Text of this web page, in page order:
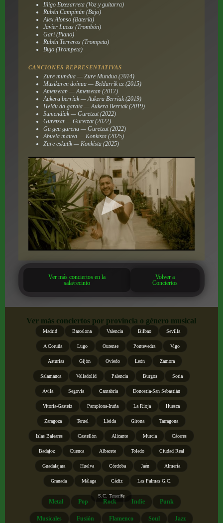
Iñigo Etxezarreta (Voz y guitarra)
Rubén Campinún (Bajo)
Alex Alonso (Batería)
Javier Lucas (Trombón)
Gari (Piano)
Rubén Terreros (Trompeta)
Bujo (Trompeta)
CANCIONES REPRESENTATIVAS
Zure mundua — Zure Mundua (2014)
Musikaren doinua — Beldurrik ez (2015)
Ametsetan — Ametsetan (2017)
Aukera berriak — Aukera Berriak (2019)
Heldu da garaia — Aukera Berriak (2019)
Sumendiak — Guretzat (2022)
Guretzat — Guretzat (2022)
Gu geu garena — Guretzat (2022)
Abuela maitea — Konkista (2025)
Zure eskutik — Konkista (2025)
Ver más conciertos en la
sala/recinto
Volver a
Conciertos
Ver más conciertos por provincia o género musical
Madrid Barcelona Valencia Bilbao Sevilla
A Coruña Lugo Ourense Pontevedra Vigo
Asturias Gijón Oviedo León Zamora
Salamanca Valladolid Palencia Burgos Soria
Ávila Segovia Cantabria Donostia-San Sebastián
Vitoria-Gasteiz Pamplona-Iruña La Rioja Huesca
Zaragoza Teruel Lleida Girona Tarragona
Islas Baleares Castellón Alicante Murcia Cáceres
Badajoz Cuenca Albacete Toledo Ciudad Real
Guadalajara Huelva Córdoba Jaén Almería
Granada Málaga Cádiz Las Palmas G.C.
S.C. Tenerife
Metal Pop Rock Indie Punk
Musicales Fusión Flamenco Soul Jazz